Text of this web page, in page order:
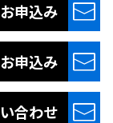
お申込み
お申込み
合わせ